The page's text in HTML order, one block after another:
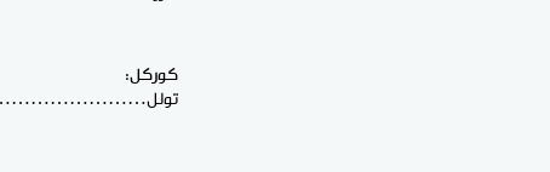
كوركل: